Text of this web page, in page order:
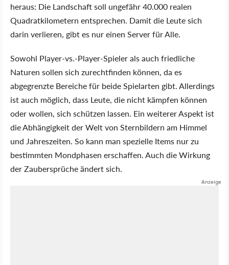
heraus: Die Landschaft soll ungefähr 40.000 realen
Quadratkilometern entsprechen. Damit die Leute sich
darin verlieren, gibt es nur einen Server für Alle.
Sowohl Player-vs.-Player-Spieler als auch friedliche
Naturen sollen sich zurechtfinden können, da es
abgegrenzte Bereiche für beide Spielarten gibt. Allerdings
ist auch möglich, dass Leute, die nicht kämpfen können
oder wollen, sich schützen lassen. Ein weiterer Aspekt ist
die Abhängigkeit der Welt von Sternbildern am Himmel
und Jahreszeiten. So kann man spezielle Items nur zu
bestimmten Mondphasen erschaffen. Auch die Wirkung
der Zaubersprüche ändert sich.